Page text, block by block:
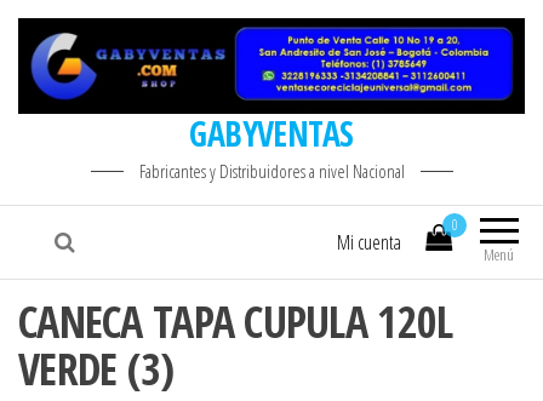
GABYVENTAS
Fabricantes y Distribuidores a nivel Nacional
Menú
0
Mi cuenta
CANECA TAPA CUPULA 120L
VERDE (3)